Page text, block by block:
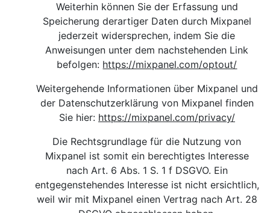
Weiterhin können Sie der Erfassung und
Speicherung derartiger Daten durch Mixpanel
jederzeit widersprechen, indem Sie die
Anweisungen unter dem nachstehenden Link
befolgen: https://mixpanel.com/optout/
Weitergehende Informationen über Mixpanel und
der Datenschutzerklärung von Mixpanel finden
Sie hier: https://mixpanel.com/privacy/
Die Rechtsgrundlage für die Nutzung von
Mixpanel ist somit ein berechtigtes Interesse
nach Art. 6 Abs. 1 S. 1 f DSGVO. Ein
entgegenstehendes Interesse ist nicht ersichtlich,
weil wir mit Mixpanel einen Vertrag nach Art. 28